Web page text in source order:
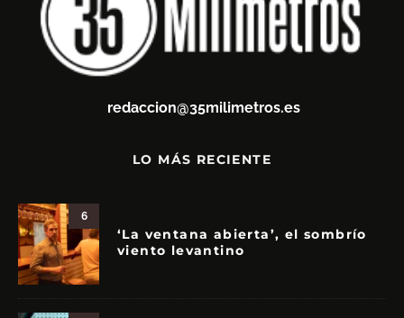
redaccion@35milimetros.es
LO MÁS RECIENTE
6
‘La ventana abierta’, el sombrío
viento levantino